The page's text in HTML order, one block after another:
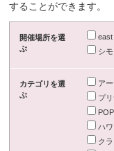
することができます。
開催場所を選
ぶ
east
シ
カテゴリを選
ぶ
ア
プ
POP
ハ
ク